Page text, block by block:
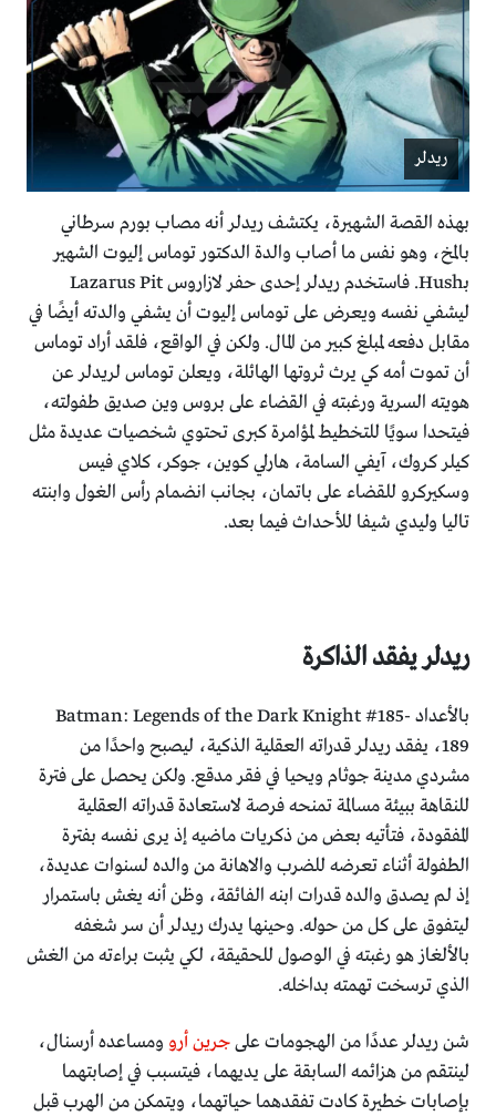
ريدلر
بهذه القصة الشهيرة، يكتشف ريدلر أنه مصاب بورم سرطاني
بالمخ، وهو نفس ما أصاب والدة الدكتور توماس إليوت الشهير
بـHush. فاستخدم ريدلر إحدى حفر لازاروس Lazarus Pit
ليشفي نفسه ويعرض على توماس إليوت أن يشفي والدته أيضًا في
مقابل دفعه لمبلغ كبير من المال. ولكن في الواقع، فلقد أراد توماس
أن تموت أمه كي يرث ثروتها الهائلة، ويعلن توماس لريدلر عن
هويته السرية ورغبته في القضاء على بروس وين صديق طفولته،
فيتحدا سويًا للتخطيط لمؤامرة كبرى تحتوي شخصيات عديدة مثل
كيلر كروك، آيفي السامة، هارلي كوين، جوكر، كلاي فيس
وسكيركرو للقضاء على باتمان، بجانب انضمام رأس الغول وابنته
تاليا وليدي شيفا للأحداث فيما بعد.
ريدلر يفقد الذاكرة
بالأعداد Batman: Legends of the Dark Knight #185-
189، يفقد ريدلر قدراته العقلية الذكية، ليصبح واحدًا من
مشردي مدينة جوثام ويحيا في فقر مدقع. ولكن يحصل على فترة
للنقاهة ببيئة مسالمة تمنحه فرصة لاستعادة قدراته العقلية
المفقودة، فتأتيه بعض من ذكريات ماضيه إذ يرى نفسه بفترة
الطفولة أثناء تعرضه للضرب والاهانة من والده لسنوات عديدة،
إذ لم يصدق والده قدرات ابنه الفائقة، وظن أنه يغش باستمرار
ليتفوق على كل من حوله. وحينها يدرك ريدلر أن سر شغفه
بالألغاز هو رغبته في الوصول للحقيقة، لكي يثبت براءته من الغش
الذي ترسخت تهمته بداخله.
شن ريدلر عددًا من الهجومات علىجرين أرو ومساعده أرسنال،
لينتقم من هزائمه السابقة على يديهما، فيتسبب في إصابتهما
بإصابات خطيرة كادت تفقدهما حياتهما، ويتمكن من الهرب قبل